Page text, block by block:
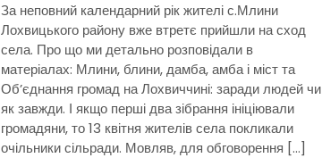
За неповний календарний рік жителі с.Млини
Лохвицького району вже втретє прийшли на сход
села. Про що ми детально розповідали в
матеріалах: Млини, блини, дамба, амба і міст та
Об’єднання громад на Лохвиччині: заради людей чи
як завжди. І якщо перші два зібрання ініціювали
громадяни, то 13 квітня жителів села покликали
очільники сільради. Мовляв, для обговорення […]